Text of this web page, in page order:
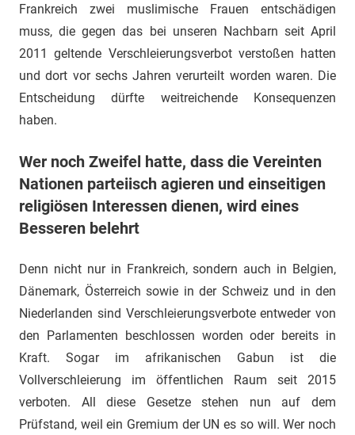
Frankreich zwei muslimische Frauen entschädigen
muss, die gegen das bei unseren Nachbarn seit April
2011 geltende Verschleierungsverbot verstoßen hatten
und dort vor sechs Jahren verurteilt worden waren. Die
Entscheidung dürfte weitreichende Konsequenzen
haben.
Wer noch Zweifel hatte, dass die Vereinten
Nationen parteiisch agieren und einseitigen
religiösen Interessen dienen, wird eines
Besseren belehrt
Denn nicht nur in Frankreich, sondern auch in Belgien,
Dänemark, Österreich sowie in der Schweiz und in den
Niederlanden sind Verschleierungsverbote entweder von
den Parlamenten beschlossen worden oder bereits in
Kraft. Sogar im afrikanischen Gabun ist die
Vollverschleierung im öffentlichen Raum seit 2015
verboten. All diese Gesetze stehen nun auf dem
Prüfstand, weil ein Gremium der UN es so will. Wer noch